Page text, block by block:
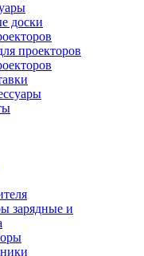
доски
проекторов
зарядные и